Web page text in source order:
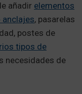
añadir elementos
, pasarelas
postes de
tipos de
necesidades de